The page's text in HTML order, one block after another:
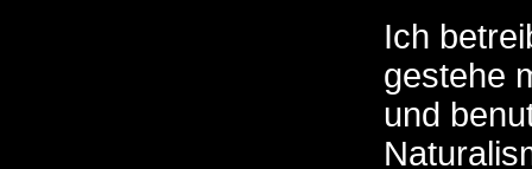
Ich
gestehe
und